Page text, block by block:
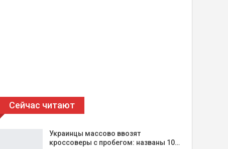
Сейчас читают
Украинцы массово ввозят
кроссоверы с пробегом: названы 10…